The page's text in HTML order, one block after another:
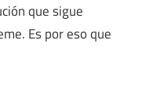
que sigue
Es por eso que